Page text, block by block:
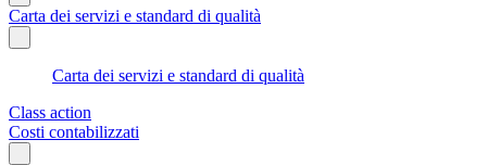
Carta dei servizi e standard di qualità
Carta dei servizi e standard di qualità
Class action
Costi contabilizzati